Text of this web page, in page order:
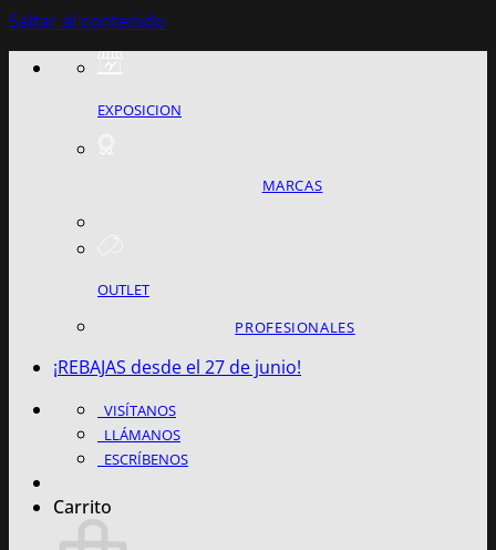
Saltar al contenido
EXPOSICION
MARCAS
OUTLET
PROFESIONALES
¡REBAJAS desde el 27 de junio!
VISÍTANOS
LLÁMANOS
ESCRÍBENOS
Carrito